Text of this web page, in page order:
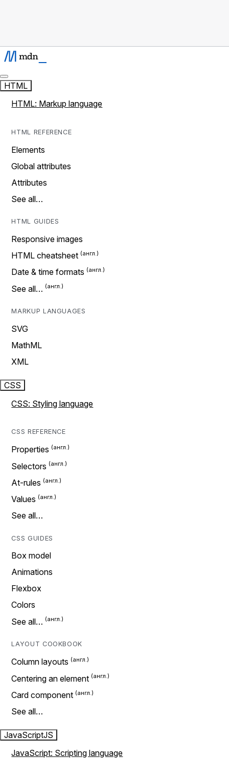
HTML
HTML: Markup language
HTML REFERENCE
Elements
Global attributes
Attributes
See all…
HTML GUIDES
Responsive images
HTML cheatsheet
Date & time formats
See all…
MARKUP LANGUAGES
SVG
MathML
XML
CSS
CSS: Styling language
CSS REFERENCE
Properties
Selectors
At-rules
Values
See all…
CSS GUIDES
Box model
Animations
Flexbox
Colors
See all…
LAYOUT COOKBOOK
Column layouts
Centering an element
Card component
See all…
JavaScriptJS
JavaScript: Scripting language